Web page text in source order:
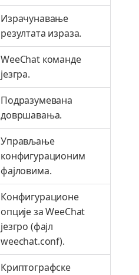
Израчунавање
резултата израза.
WeeChat команде
језгра.
Подразумевана
довршавања.
Управљање
конфигурационим
фајловима.
Конфигурационе
опције за WeeChat
језгро (фајл
weechat.conf).
Криптографске